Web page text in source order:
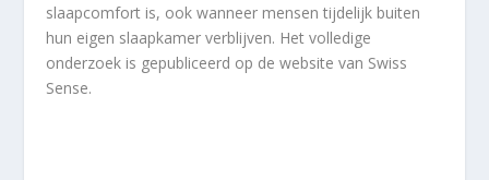
slaapcomfort is, ook wanneer mensen tijdelijk buiten
hun eigen slaapkamer verblijven. Het volledige
onderzoek is gepubliceerd op de website van Swiss
Sense.